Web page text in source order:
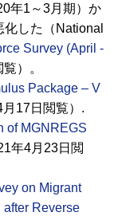
年1～3月期）か
した（National
Survey (April -
）。
Package – V
月17日閲覧）.
of MGNREGS
年4月23日閲
on Migrant
after Reverse